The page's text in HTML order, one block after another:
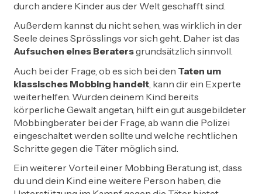
durch andere Kinder aus der Welt geschafft sind.
Außerdem kannst du nicht sehen, was wirklich in der
Seele deines Sprösslings vor sich geht. Daher ist das
Aufsuchen eines Beratersgrundsätzlich sinnvoll.
Auch bei der Frage, ob es sich bei den Taten um
klassisches Mobbing handelt, kann dir ein Experte
weiterhelfen. Wurden deinem Kind bereits
körperliche Gewalt angetan, hilft ein gut ausgebildeter
Mobbingberater bei der Frage, ab wann die Polizei
eingeschaltet werden sollte und welche rechtlichen
Schritte gegen die Täter möglich sind.
Ein weiterer Vorteil einer Mobbing Beratung ist, dass
du und dein Kind eine weitere Person haben, die